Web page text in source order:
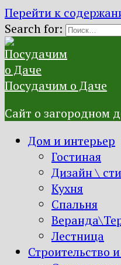
Перейти к
Search for:
Посудачим о Даче
Сайт о загородном
Дом и интерьер
Гостиная
Дизайн \
Кухня
Спальня
Лестница
Строительство